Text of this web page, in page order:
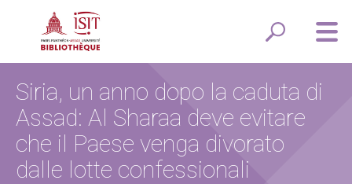
Siria, un anno dopo la caduta di
Assad: Al Sharaa deve evitare
che il Paese venga divorato
dalle lotte confessionali